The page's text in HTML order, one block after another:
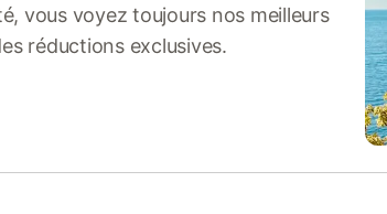
vous voyez toujours nos meilleurs
réductions exclusives.